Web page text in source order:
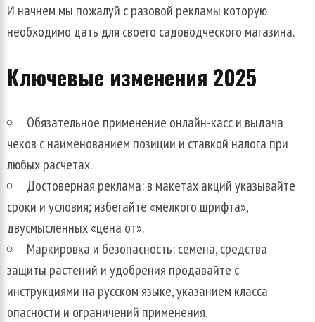
И начнем мы пожалуй с разовой рекламы которую
необходимо дать для своего садоводческого магазина.
Ключевые изменения 2025
Обязательное применение онлайн-касс и выдача
чеков с наименованием позиции и ставкой налога при
любых расчётах.
Достоверная реклама: в макетах акций указывайте
сроки и условия; избегайте «мелкого шрифта»,
двусмысленных «цена от».
Маркировка и безопасность: семена, средства
защиты растений и удобрения продавайте с
инструкциями на русском языке, указанием класса
опасности и ограничений применения.